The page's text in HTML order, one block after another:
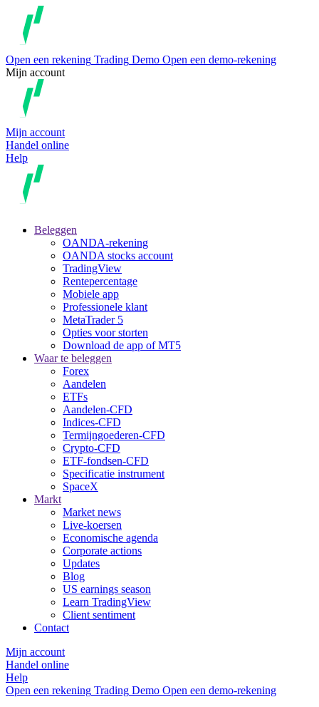
Open een rekening Trading Demo Open een demo-rekening
Mijn account
Mijn account
Handel online
Help
Beleggen
OANDA-rekening
OANDA stocks account
TradingView
Rentepercentage
Mobiele app
Professionele klant
MetaTrader 5
Opties voor storten
Download de app of MT5
Waar te beleggen
Forex
Aandelen
ETFs
Aandelen-CFD
Indices-CFD
Termijngoederen-CFD
Crypto-CFD
ETF-fondsen-CFD
Specificatie instrument
SpaceX
Markt
Market news
Live-koersen
Economische agenda
Corporate actions
Updates
Blog
US earnings season
Learn TradingView
Client sentiment
Contact
Mijn account
Handel online
Help
Open een rekening Trading Demo Open een demo-rekening